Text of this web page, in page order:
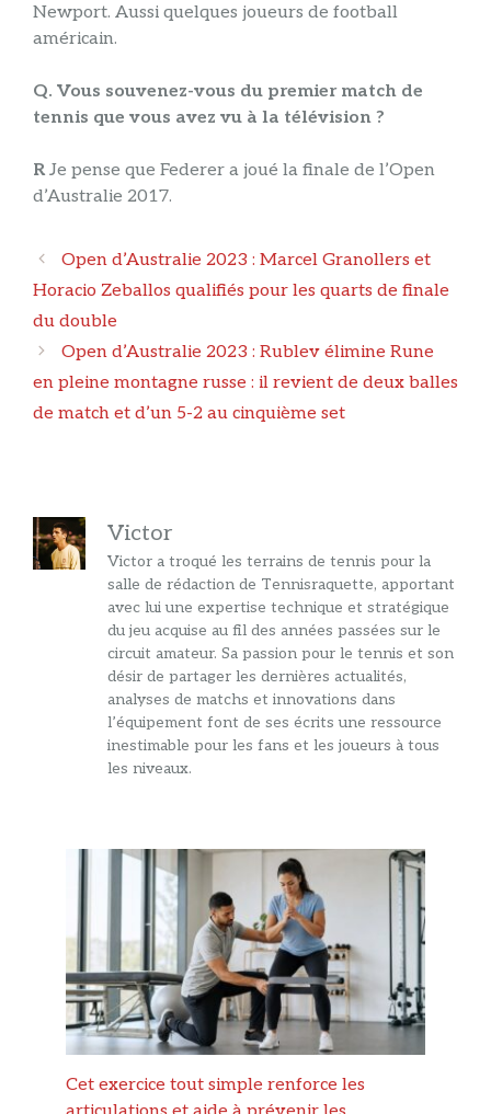
Newport. Aussi quelques joueurs de football
américain.
Q. Vous souvenez-vous du premier match de
tennis que vous avez vu à la télévision ?
RJe pense que Federer a joué la finale de l’Open
d’Australie 2017.
Navigation
des
Open d’Australie 2023 : Marcel Granollers et
Horacio Zeballos qualifiés pour les quarts de finale
du double
Open d’Australie 2023 : Rublev élimine Rune
en pleine montagne russe : il revient de deux balles
de match et d’un 5-2 au cinquième set
Victor
Victor a troqué les terrains de tennis pour la
salle de rédaction de Tennisraquette, apportant
avec lui une expertise technique et stratégique
du jeu acquise au fil des années passées sur le
circuit amateur. Sa passion pour le tennis et son
désir de partager les dernières actualités,
analyses de matchs et innovations dans
l’équipement font de ses écrits une ressource
inestimable pour les fans et les joueurs à tous
les niveaux.
Cet exercice tout simple renforce les